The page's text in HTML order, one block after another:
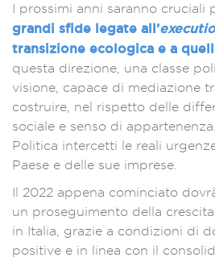
I prossimi anni saranno cruciali
grandi sfide legate all’
transizione ecologica e a
questa direzione, una classe
visione, capace di mediazione
costruire, nel rispetto delle
sociale e senso di
Politica intercetti le reali
Paese e delle sue imprese.
Il 2022 appena cominciato
un proseguimento della
in Italia, grazie a condizioni di
positive e in linea con il